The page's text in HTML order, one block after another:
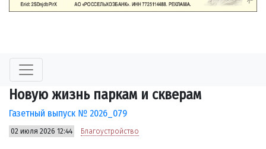
Новую жизнь паркам и скверам
Газетный выпуск № 2026_079
02 июля 2026 12:44 Благоустройство